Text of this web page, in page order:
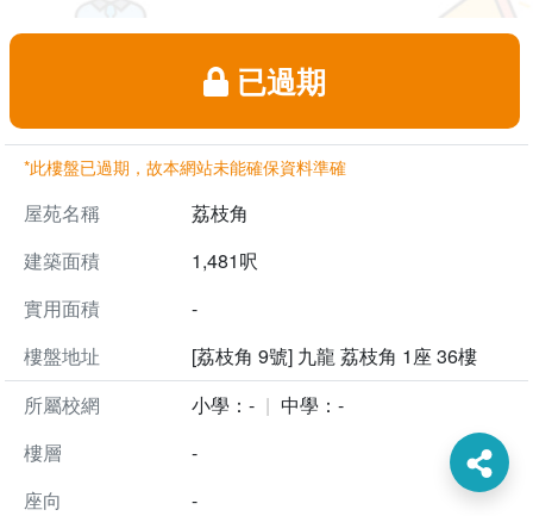
已過期
*此樓盤已過期，故本網站未能確保資料準確
屋苑名稱
荔枝角
建築面積
1,481呎
實用面積
-
樓盤地址
[荔枝角 9號] 九龍 荔枝角 1座 36樓
所屬校網
小學：-
中學：-
樓層
-
座向
-